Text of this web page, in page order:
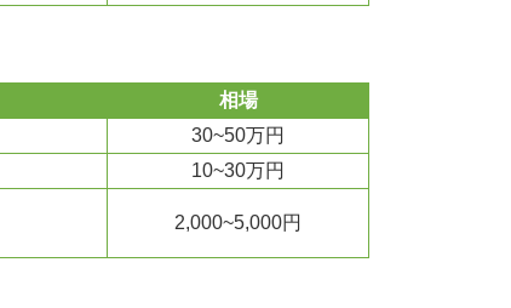
相場
30~50万円
10~30万円
2,000~5,000円